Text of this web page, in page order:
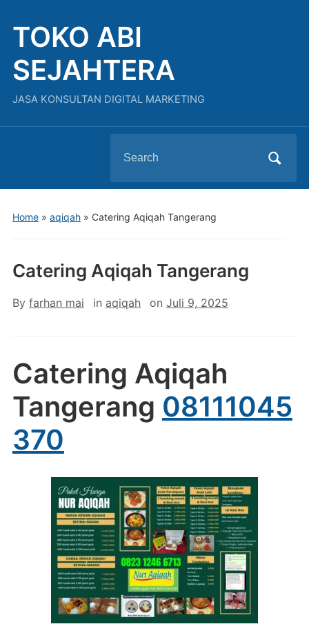
TOKO ABI
SEJAHTERA
JASA KONSULTAN DIGITAL MARKETING
for:
Home» aqiqah» Catering Aqiqah Tangerang
Catering Aqiqah Tangerang
By farhan mai in aqiqah on Juli 9, 2025
Catering Aqiqah
Tangerang 08111045
370